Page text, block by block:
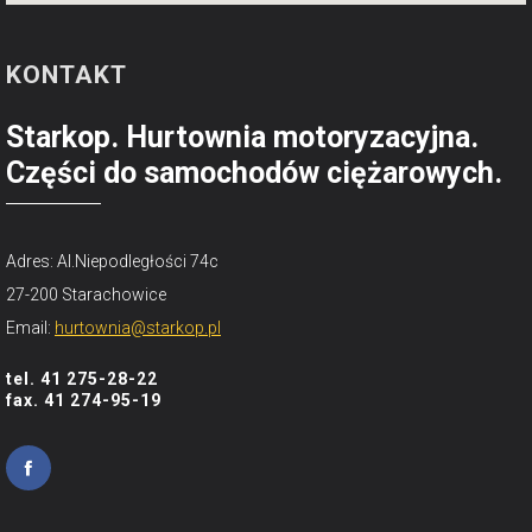
KONTAKT
Starkop. Hurtownia motoryzacyjna.
Części do samochodów ciężarowych.
Adres: Al.Niepodległości 74c
27-200 Starachowice
Email: hurtownia@starkop.pl
tel. 41 275-28-22
fax. 41 274-95-19